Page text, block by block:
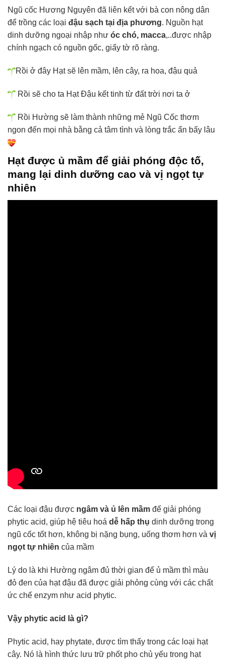
Ngũ cốc Hương Nguyên đã liên kết với bà con nông dân
để trồng các loại đậu sạch tại địa phương. Nguồn hạt
dinh dưỡng ngoại nhập như óc chó, macca,..được nhập
chính ngạch có nguồn gốc, giấy tờ rõ ràng.
Rồi ở đây Hạt sẽ lên mầm, lên cây, ra hoa, đậu quả
Rồi sẽ cho ta Hạt Đậu kết tinh từ đất trời nơi ta ở
Rồi Hường sẽ làm thành những mẻ Ngũ Cốc thơm
ngon đến mọi nhà bằng cả tâm tình và lòng trắc ẩn bấy lâu
Hạt được ủ mầm để giải phóng độc tố,
mang lại dinh dưỡng cao và vị ngọt tự
nhiên
Các loại đậu được ngâm và ủ lên mầm để giải phóng
phytic acid, giúp hệ tiêu hoá dễ hấp thụ dinh dưỡng trong
ngũ cốc tốt hơn, không bị nặng bụng, uống thơm hơn và vị
ngọt tự nhiên của mầm
Lý do là khi Hường ngâm đủ thời gian để ủ mầm thì màu
đỏ đen của hạt đậu đã được giải phỏng cùng với các chất
ức chế enzym như acid phytic.
Vậy phytic acid là gì?
Phytic acid, hay phytate, được tìm thấy trong các loại hạt
cây. Nó là hình thức lưu trữ phốt pho chủ yếu trong hạt